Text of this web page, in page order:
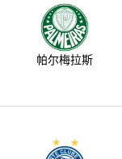
帕尔梅拉斯